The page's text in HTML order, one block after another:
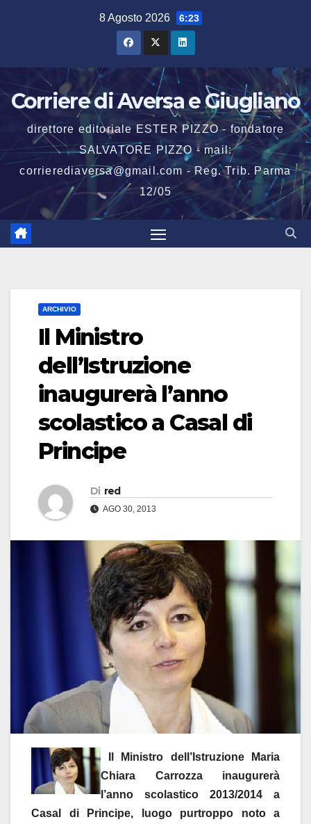
8 Agosto 2026 6:23
Corriere di Aversa e Giugliano
direttore editoriale ESTER PIZZO - fondatore
SALVATORE PIZZO - mail:
corrierediaversa@gmail.com - Reg. Trib. Parma
12/05
ARCHIVIO
Il Ministro
dell’Istruzione
inaugurerà l’anno
scolastico a Casal di
Principe
Di red
AGO 30, 2013
Il Ministro dell’Istruzione Maria
Chiara Carrozza inaugurerà
l’anno scolastico 2013/2014 a
Casal di Principe, luogo purtroppo noto a